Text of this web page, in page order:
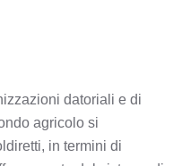
datoriali e di
agricolo si
in termini di